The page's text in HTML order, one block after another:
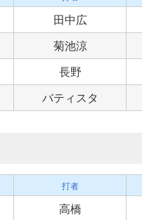
田中広
菊池涼
長野
バティスタ
打者
高橋